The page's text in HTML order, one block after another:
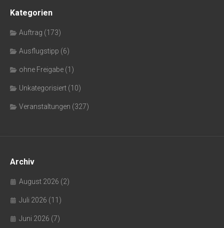
Kategorien
Auftrag (173)
Ausflugstipp (6)
ohne Freigabe (1)
Unkategorisiert (10)
Veranstaltungen (327)
Archiv
August 2026 (2)
Juli 2026 (11)
Juni 2026 (7)